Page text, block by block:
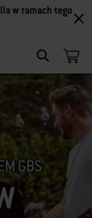
SEARCH
w ramach tego
GBS